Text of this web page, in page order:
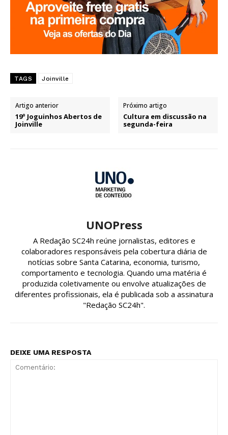
TAGS Joinville
Artigo anterior
19º Joguinhos Abertos de
Joinville
Próximo artigo
Cultura em discussão na
segunda-feira
UNOPress
A Redação SC24h reúne jornalistas, editores e
colaboradores responsáveis pela cobertura diária de
notícias sobre Santa Catarina, economia, turismo,
comportamento e tecnologia. Quando uma matéria é
produzida coletivamente ou envolve atualizações de
diferentes profissionais, ela é publicada sob a assinatura
"Redação SC24h".
DEIXE UMA RESPOSTA